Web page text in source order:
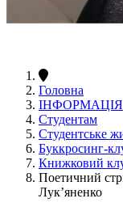
Головна
ІНФОРМАЦІЯ
Студентам
Студентське
Буккросинг-
Книжковий
Поетичний
Лук’яненко